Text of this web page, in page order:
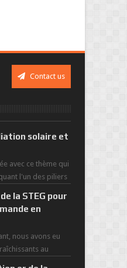
Contact us
solaire et
avec ce thème qui
l'un des piliers
la STEG pour
en
nous avons eu
au